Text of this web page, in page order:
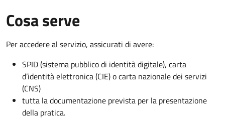
Cosa serve
Per accedere al servizio, assicurati di avere:
SPID (sistema pubblico di identità digitale), carta
d’identità elettronica (CIE) o carta nazionale dei servizi
(CNS)
tutta la documentazione prevista per la presentazione
della pratica.